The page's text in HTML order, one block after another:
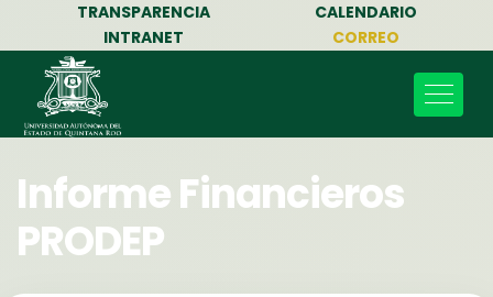
TRANSPARENCIA
CALENDARIO
INTRANET
CORREO
Informe Financieros
PRODEP